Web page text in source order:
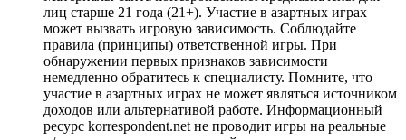
лиц старше 21 года (21+). Участие в азартных играх
может вызвать игровую зависимость. Соблюдайте
правила (принципы) ответственной игры. При
обнаружении первых признаков зависимости
немедленно обратитесь к специалисту. Помните, что
участие в азартных играх не может являться источником
доходов или альтернативой работе. Информационный
ресурс korrespondent.net не проводит игры на реальные